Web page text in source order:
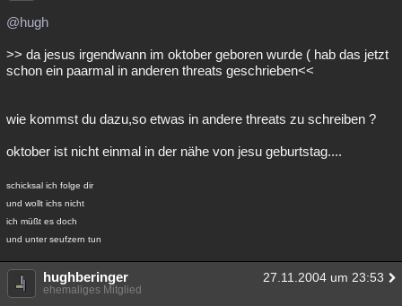
@hugh
>> da jesus irgendwann im oktober geboren wurde ( hab das jetzt
schon ein paarmal in anderen threats geschrieben<<
wie kommst du dazu,so etwas in andere threats zu schreiben ?
oktober ist nicht einmal in der nähe von jesu geburtstag....
schicksal ich folge dir
und wollt ichs nicht
ich müßt es doch
und unter seufzern tun
hughberinger 27.11.2004 um 23:53
ehemaliges Mitglied